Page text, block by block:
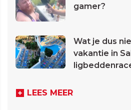
gamer?
Wat je dus
vakantie in
LEES MEER